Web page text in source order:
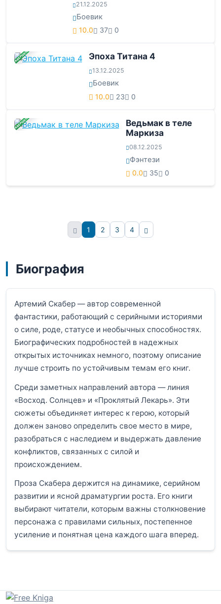
21.12.2025
Боевик
10.0 37 0
ЗАВЕРШЕНА Эпоха Титана 4
13.12.2025
Боевик
10.0 23 0
ЗАВЕРШЕНА
Ведьмак в теле
Маркиза
08.12.2025
Фэнтези
0.0 35 0
1 2 3 4
Вперёд
Биография
Артемий Скабер — автор современной
фантастики, работающий с серийными историями
о силе, роде, статусе и необычных способностях.
Биографических подробностей в надежных
открытых источниках немного, поэтому описание
лучше строить по устойчивым темам его книг.
Среди заметных направлений автора — линия
«Восход. Солнцев» и «Проклятый Лекарь». Эти
сюжеты объединяет интерес к герою, который
должен заново определить свое место в мире,
разобраться с наследием и выдержать давление
конфликтов, связанных с силой и
происхождением.
Проза Скабера держится на динамике, серийном
развитии и ясной драматургии роста. Его книги
выбирают читатели, которым важны столкновение
персонажа с правилами сильных, постепенное
усиление и понятная цена каждого шага вперед.